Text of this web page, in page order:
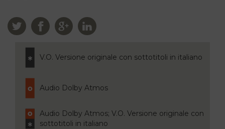
V.O. Versione originale con sottotitoli in italiano
Audio Dolby Atmos
Audio Dolby Atmos; V.O. Versione originale con
sottotitoli in italiano